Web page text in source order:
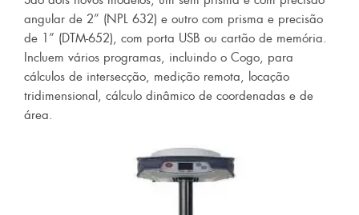
angular de 2” (NPL 632) e outro com prisma e precisão
de 1” (DTM-652), com porta USB ou cartão de memória.
Incluem vários programas, incluindo o Cogo, para
cálculos de intersecção, medição remota, locação
tridimensional, cálculo dinâmico de coordenadas e de
área.